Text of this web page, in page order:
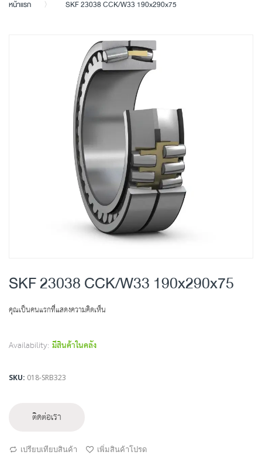
หน้าแรก SKF 23038 CCK/W33 190x290x75
Skip
to
the
end
of
the
images
gallery
to
the
SKF 23038 CCK/W33 190x290x75
คุณเป็นคนแรกที่แสดงความคิดเห็น
Availability: มีสินค้าในคลัง
SKU 018-SRB323
ติดต่อเรา
เปรียบเทียบสินค้า เพิ่มสินค้าโปรด